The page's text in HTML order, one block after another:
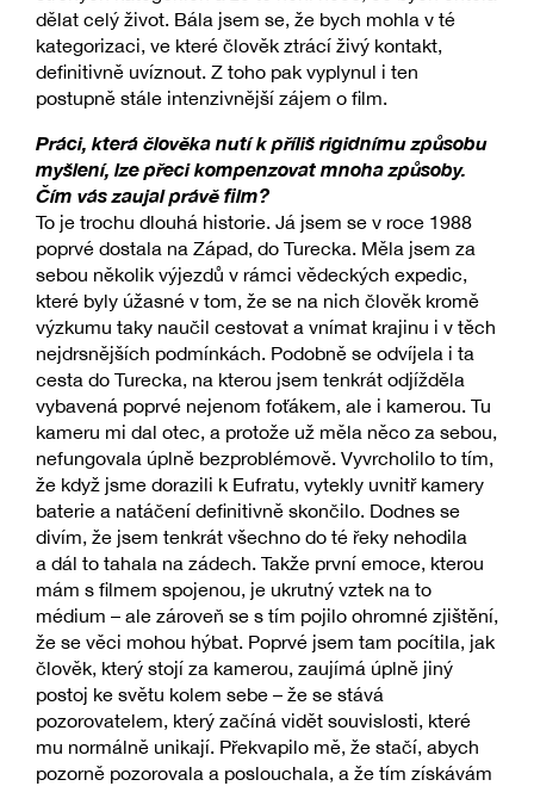
dělat celý život. Bála jsem se, že bych mohla v té
kategorizaci, ve které člověk ztrácí živý kontakt,
definitivně uvíznout. Z toho pak vyplynul i ten
postupně stále intenzivnější zájem o film.
Práci, která člověka nutí k příliš rigidnímu způsobu
myšlení, lze přeci kompenzovat mnoha způsoby.
Čím vás zaujal právě film?
To je trochu dlouhá historie. Já jsem se v roce 1988
poprvé dostala na Západ, do Turecka. Měla jsem za
sebou několik výjezdů v rámci vědeckých expedic,
které byly úžasné v tom, že se na nich člověk kromě
výzkumu taky naučil cestovat a vnímat krajinu i v těch
nejdrsnějších podmínkách. Podobně se odvíjela i ta
cesta do Turecka, na kterou jsem tenkrát odjížděla
vybavená poprvé nejenom foťákem, ale i kamerou. Tu
kameru mi dal otec, a protože už měla něco za sebou,
nefungovala úplně bezproblémově. Vyvrcholilo to tím,
že když jsme dorazili k Eufratu, vytekly uvnitř kamery
baterie a natáčení definitivně skončilo. Dodnes se
divím, že jsem tenkrát všechno do té řeky nehodila
a dál to tahala na zádech. Takže první emoce, kterou
mám s filmem spojenou, je ukrutný vztek na to
médium – ale zároveň se s tím pojilo ohromné zjištění,
že se věci mohou hýbat. Poprvé jsem tam pocítila, jak
člověk, který stojí za kamerou, zaujímá úplně jiný
postoj ke světu kolem sebe – že se stává
pozorovatelem, který začíná vidět souvislosti, které
mu normálně unikají. Překvapilo mě, že stačí, abych
pozorně pozorovala a poslouchala, a že tím získávám